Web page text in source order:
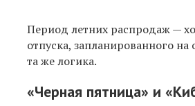
Период летних распродаж —
отпуска, запланированного
та же логика.
«Черная пятница» и